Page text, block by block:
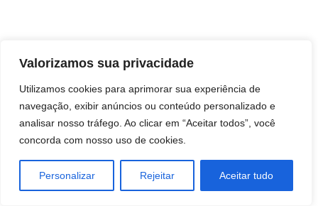
Valorizamos sua privacidade
Utilizamos cookies para aprimorar sua experiência de
navegação, exibir anúncios ou conteúdo personalizado e
analisar nosso tráfego. Ao clicar em “Aceitar todos”, você
concorda com nosso uso de cookies.
Personalizar Rejeitar Aceitar tudo
Consultas e trabalhos espirituais
Brasil - Santa Catarina - São José